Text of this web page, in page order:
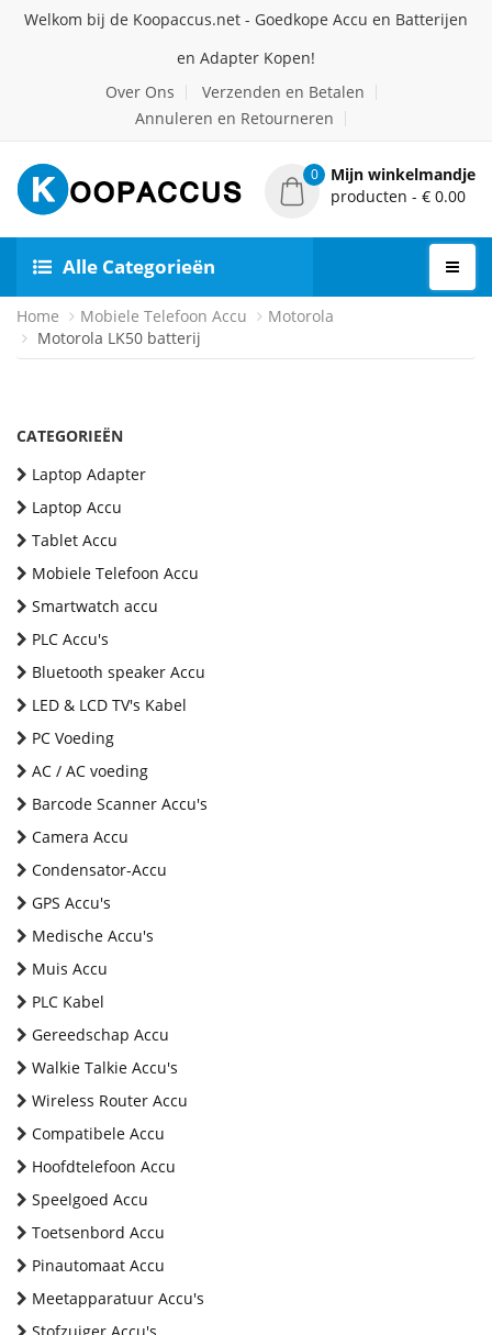
Welkom bij de Koopaccus.net - Goedkope Accu en Batterijen
en Adapter Kopen!
Over Ons
Verzenden en Betalen
Annuleren en Retourneren
0
Mijn winkelmandje
producten - € 0.00
Alle Categorieën
Home Mobiele Telefoon Accu
Motorola
Motorola LK50 batterij
CATEGORIEËN
Laptop Adapter
Laptop Accu
Tablet Accu
Mobiele Telefoon Accu
Smartwatch accu
PLC Accu's
Bluetooth speaker Accu
LED & LCD TV's Kabel
PC Voeding
AC / AC voeding
Barcode Scanner Accu's
Camera Accu
Condensator-Accu
GPS Accu's
Medische Accu's
Muis Accu
PLC Kabel
Gereedschap Accu
Walkie Talkie Accu's
Wireless Router Accu
Compatibele Accu
Hoofdtelefoon Accu
Speelgoed Accu
Toetsenbord Accu
Pinautomaat Accu
Meetapparatuur Accu's